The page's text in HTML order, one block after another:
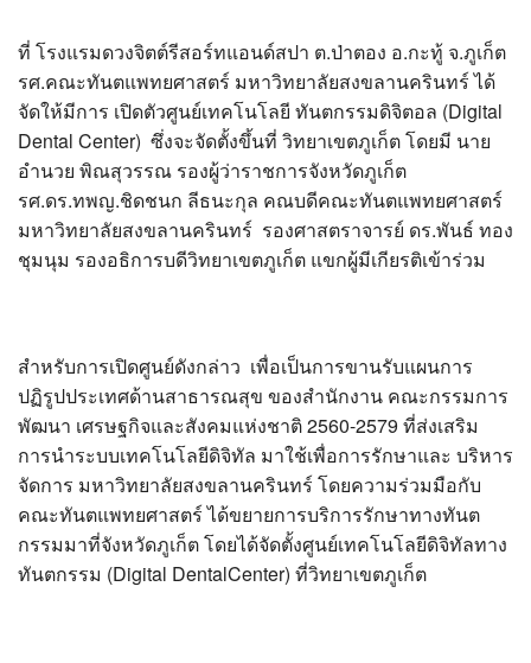
ที่ โรงแรมดวงจิตต์รีสอร์ทแอนด์สปา ต.ป่าตอง อ.กะทู้ จ.ภูเก็ต
รศ.คณะทันตแพทยศาสตร์ มหาวิทยาลัยสงขลานครินทร์ ได้
จัดให้มีการ เปิดตัวศูนย์เทคโนโลยี ทันตกรรมดิจิตอล (Digital
Dental Center) ซึ่งจะจัดตั้งขึ้นที่ วิทยาเขตภูเก็ต โดยมี นาย
อำนวย พิณสุวรรณ รองผู้ว่าราชการจังหวัดภูเก็ต
รศ.ดร.ทพญ.ชิดชนก ลีธนะกุล คณบดีคณะทันตแพทยศาสตร์
มหาวิทยาลัยสงขลานครินทร์ รองศาสตราจารย์ ดร.พันธ์ ทอง
ชุมนุม รองอธิการบดีวิทยาเขตภูเก็ต แขกผู้มีเกียรติเข้าร่วม
สำหรับการเปิดศูนย์ดังกล่าว เพื่อเป็นการขานรับแผนการ
ปฏิรูปประเทศด้านสาธารณสุข ของสำนักงาน คณะกรรมการ
พัฒนา เศรษฐกิจและสังคมแห่งชาติ 2560-2579 ที่ส่งเสริม
การนำระบบเทคโนโลยีดิจิทัล มาใช้เพื่อการรักษาและ บริหาร
จัดการ มหาวิทยาลัยสงขลานครินทร์ โดยความร่วมมือกับ
คณะทันตแพทยศาสตร์ ได้ขยายการบริการรักษาทางทันต
กรรมมาที่จังหวัดภูเก็ต โดยได้จัดตั้งศูนย์เทคโนโลยีดิจิทัลทาง
ทันตกรรม (Digital DentalCenter) ที่วิทยาเขตภูเก็ต